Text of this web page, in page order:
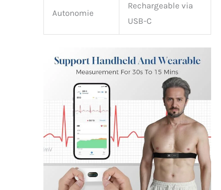
Autonomie
Rechargeable via
USB-C